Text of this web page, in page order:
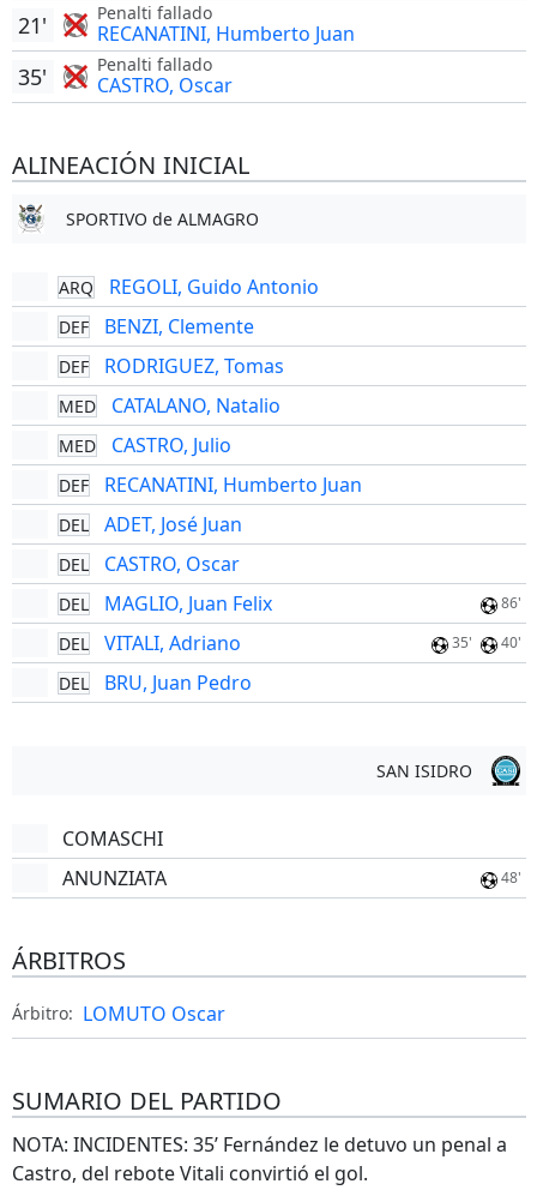
Penalti fallado
RECANATINI, Humberto Juan
21'
Penalti fallado
CASTRO, Oscar
35'
ALINEACIÓN INICIAL
SPORTIVO de ALMAGRO
ARQ REGOLI, Guido Antonio
DEF BENZI, Clemente
DEF RODRIGUEZ, Tomas
MED CATALANO, Natalio
MED CASTRO, Julio
DEF RECANATINI, Humberto Juan
DEL ADET, José Juan
DEL CASTRO, Oscar
DEL MAGLIO, Juan Felix 86'
DEL VITALI, Adriano 35' 40'
DEL BRU, Juan Pedro
SAN ISIDRO
COMASCHI
ANUNZIATA
48'
ÁRBITROS
Árbitro: LOMUTO Oscar
SUMARIO DEL PARTIDO
NOTA: INCIDENTES: 35’ Fernández le detuvo un penal a
Castro, del rebote Vitali convirtió el gol.